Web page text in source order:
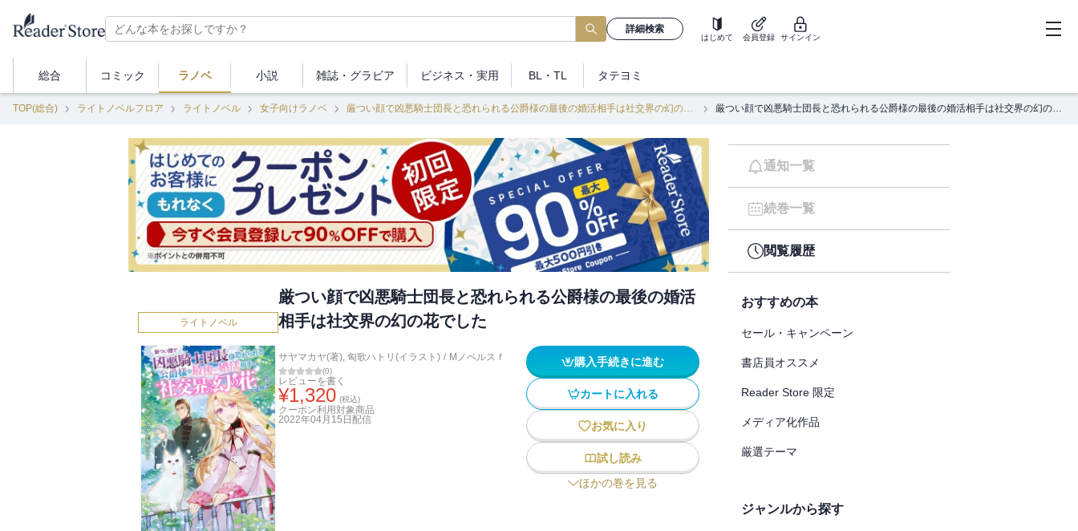
詳細検索
はじめて 会員登録 サインイン
総合 コミック ラノベ 小説 雑誌・ グラビア ビジネス ・実用 BL・TL タテヨミ
TOP(総合) ライトノベルフロア ライトノベル 女子向けラノベ 厳つい顔で凶悪騎士団長と恐れられる公爵様の最後の婚活相手は社交界の幻の花でした 厳つい顔で凶悪騎士団長と恐れられる公爵様の最後の婚活相手は社交界の幻の花でした
ライトノベル
厳つい顔で凶悪騎士団長と恐れられる公爵様の最後の婚活
相手は社交界の幻の花でした
サヤマカヤ(著), 匈歌ハトリ(イラスト) / Mノベルスｆ
(0)
レビューを書く
¥1,320 (税込)
クーポン利用対象商品
2022年04月15日 配信
購入手続きに進む
カートに入れる
お気に入り
試し読み
ほかの巻を見る
通知一覧
続巻一覧
閲覧履歴
おすすめの本
セール・キャンペーン
書店員オススメ
Reader Store 限定
メディア化作品
厳選テーマ
ジャンルから探す